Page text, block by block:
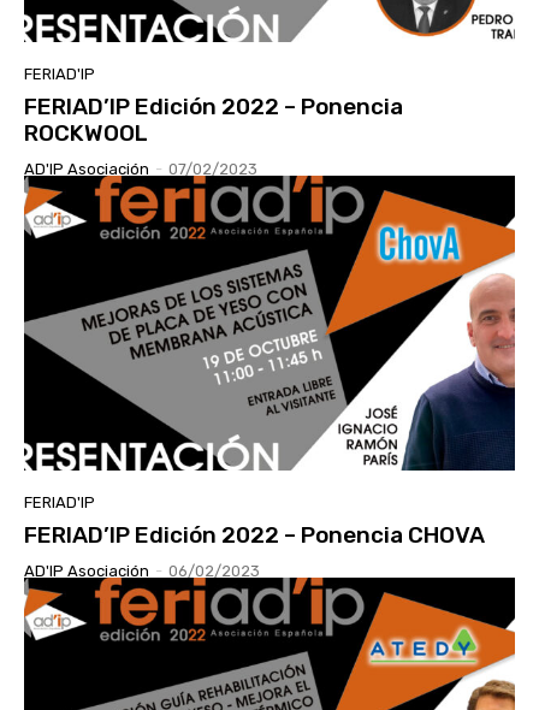
FERIAD'IP
FERIAD’IP Edición 2022 – Ponencia
ROCKWOOL
AD'IP Asociación - 07/02/2023
FERIAD'IP
FERIAD’IP Edición 2022 – Ponencia CHOVA
AD'IP Asociación - 06/02/2023